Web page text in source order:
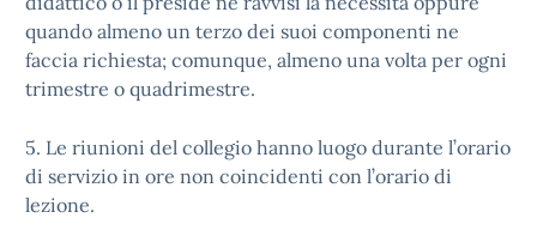
quando almeno un terzo dei suoi componenti ne
faccia richiesta; comunque, almeno una volta per ogni
trimestre o quadrimestre.
5. Le riunioni del collegio hanno luogo durante l’orario
di servizio in ore non coincidenti con l’orario di
lezione.